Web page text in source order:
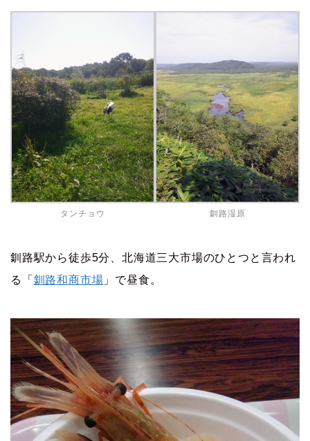
タンチョウ 釧路湿原
釧路駅から徒歩5分、北海道三大市場のひとつと言われ
る「 釧路和商市場 」で昼食。